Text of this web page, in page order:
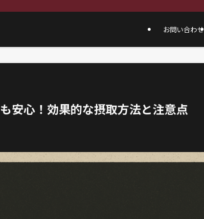
お問い合わせ
安心！効果的な摂取方法と注意点